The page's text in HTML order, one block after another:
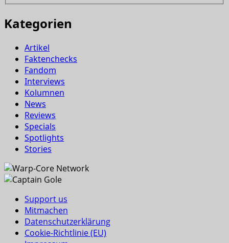
Kategorien
Artikel
Faktenchecks
Fandom
Interviews
Kolumnen
News
Reviews
Specials
Spotlights
Stories
Support us
Mitmachen
Datenschutzerklärung
Cookie-Richtlinie (EU)